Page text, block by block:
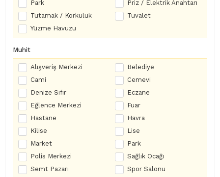
Park
Priz / Elektrik Anahtarı
Tutamak / Korkuluk
Tuvalet
Yüzme Havuzu
Muhit
Alışveriş Merkezi
Belediye
Cami
Cemevi
Denize Sıfır
Eczane
Eğlence Merkezi
Fuar
Hastane
Havra
Kilise
Lise
Market
Park
Polis Merkezi
Sağlık Ocağı
Semt Pazarı
Spor Salonu